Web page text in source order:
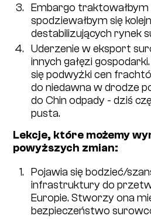
Embargo traktowałbym
spodziewałbym się
destabilizujących rynek
Uderzenie w eksport
innych gałęzi
się podwyżki cen
do niedawna w drodze
do Chin odpady - dziś
pusta.
Lekcje, które możemy
powyższych zmian:
Pojawia się bodzieć/
infrastruktury do
Europie. Stworzy ona
bezpieczeństwo